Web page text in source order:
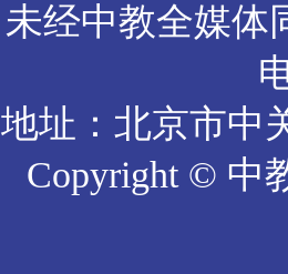
未经中教全媒体
地址：北京市中
Copyright © 中